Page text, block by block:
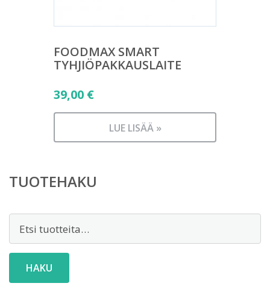
FOODMAX SMART
TYHJIÖPAKKAUSLAITE
39,00 €
LUE LISÄÄ »
TUOTEHAKU
HAKU